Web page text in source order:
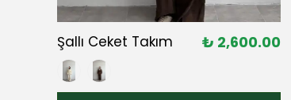
Şallı Ceket Takım ₺ 2,600.00